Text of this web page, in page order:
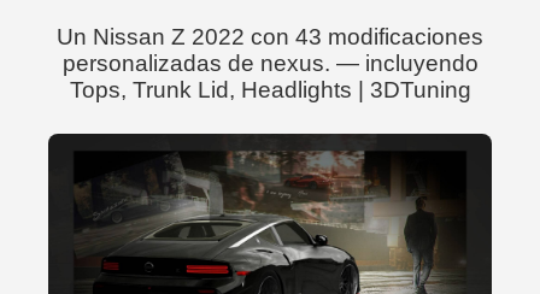
Un Nissan Z 2022 con 43 modificaciones
personalizadas de nexus. — incluyendo
Tops, Trunk Lid, Headlights | 3DTuning